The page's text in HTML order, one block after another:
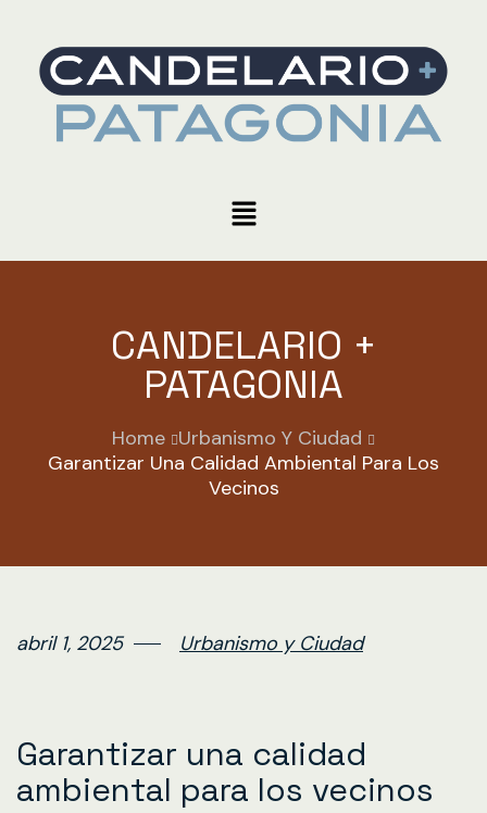
CANDELARIO +
PATAGONIA
Home Urbanismo Y Ciudad
Garantizar Una Calidad Ambiental Para Los
Vecinos
abril 1, 2025 Urbanismo y Ciudad
Garantizar una calidad
ambiental para los vecinos